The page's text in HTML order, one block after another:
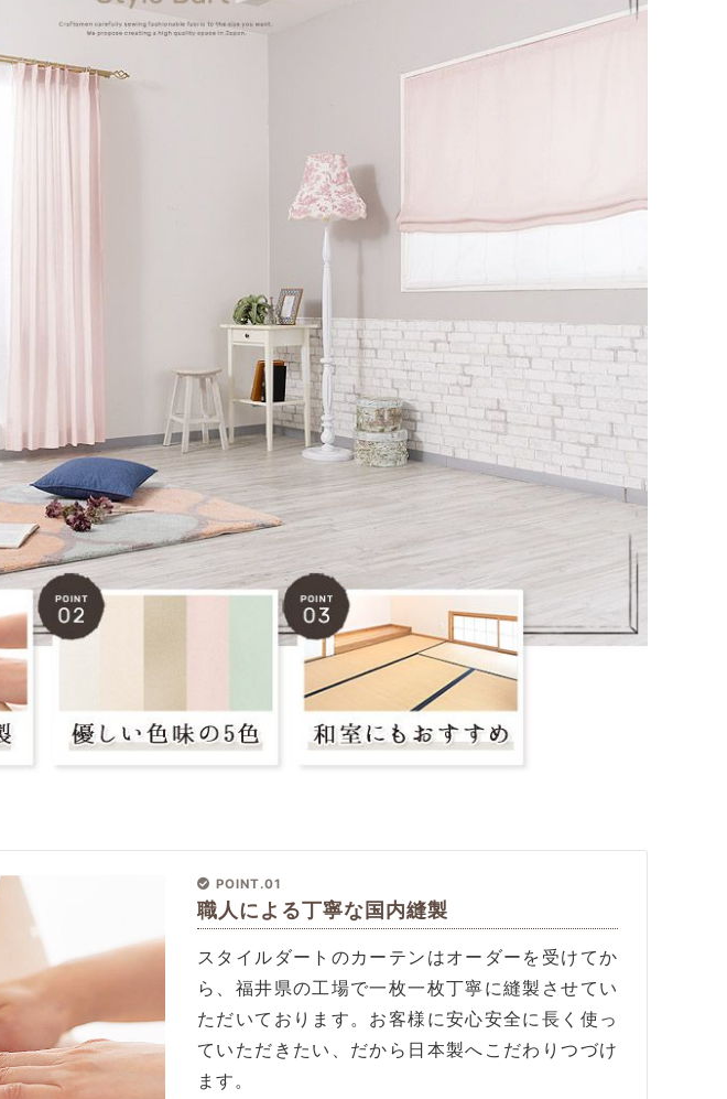
POINT.01
職人による丁寧な国内縫製
スタイルダートのカーテンはオーダーを受けてか
ら、福井県の工場で一枚一枚丁寧に縫製させてい
ただいております。お客様に安心安全に長く使っ
ていただきたい、だから日本製へこだわりつづけ
ます。